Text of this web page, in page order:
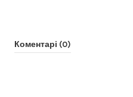
Коментарі (0)